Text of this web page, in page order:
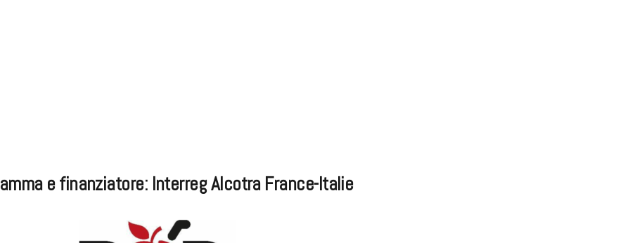
e finanziatore: Interreg Alcotra France-Italie